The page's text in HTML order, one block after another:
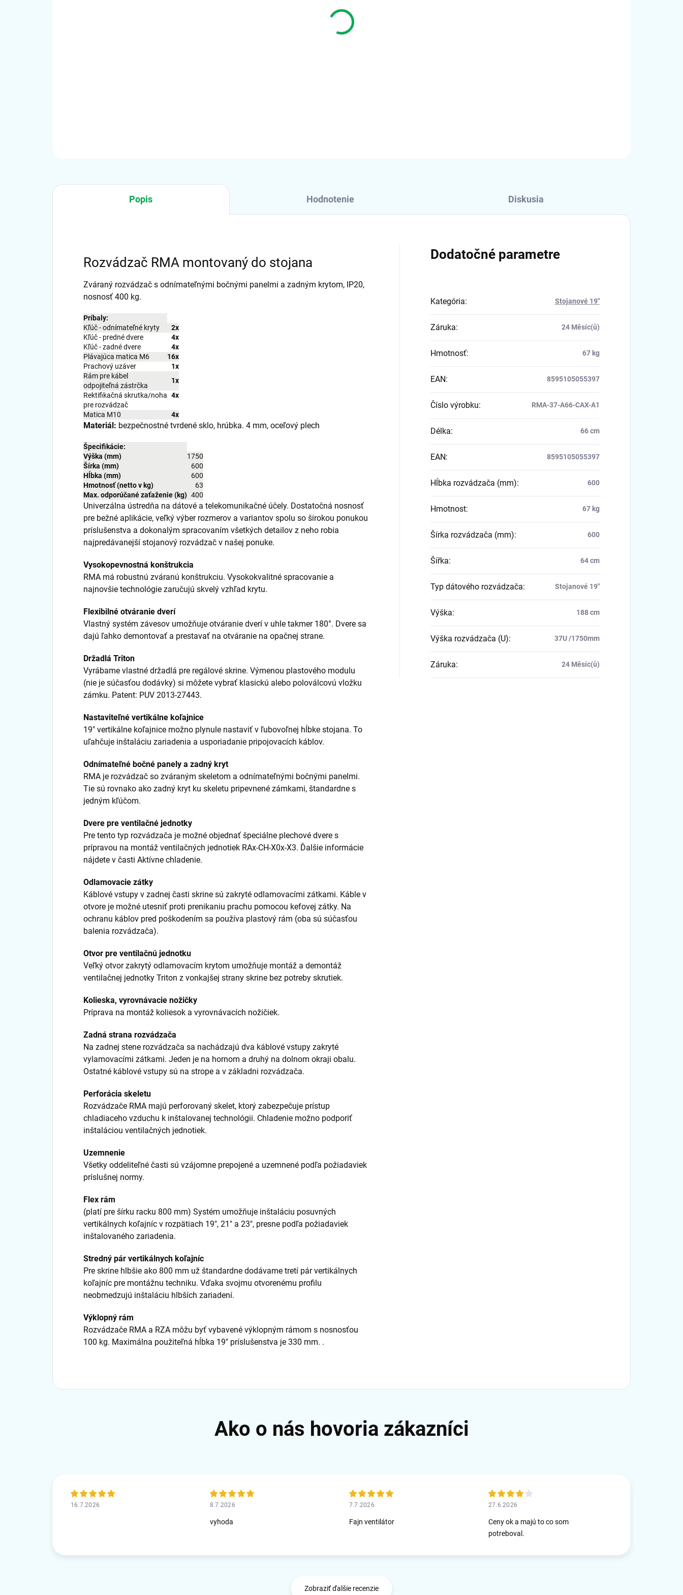
DETAILNÉ INFORMÁCIE
Popis Hodnotenie Diskusia
Rozvádzač RMA montovaný do stojana
Zváraný rozvádzač s odnímateľnými bočnými panelmi a zadným krytom, IP20,
nosnosť 400 kg.
Príbaly:
Kľúč - odnímateľné kryty
2x
Kľúč - predné dvere
4x
Kľúč - zadné dvere
4x
Plávajúca matica M6
16x
Prachový uzáver
1x
Rám pre kábel
odpojiteľná zástrčka
1x
Rektifikačná skrutka/noha
pre rozvádzač
4x
Matica M10 4x
Materiál: bezpečnostné tvrdené sklo, hrúbka. 4 mm, oceľový plech
Špecifikácie:
Výška (mm)
1750
Šírka (mm)
600
Hĺbka (mm)
600
Hmotnosť (netto v kg)
63
Max. odporúčané zaťaženie (kg) 400
Univerzálna ústredňa na dátové a telekomunikačné účely. Dostatočná nosnosť
pre bežné aplikácie, veľký výber rozmerov a variantov spolu so širokou ponukou
príslušenstva a dokonalým spracovaním všetkých detailov z neho robia
najpredávanejší stojanový rozvádzač v našej ponuke.
Vysokopevnostná konštrukcia
RMA má robustnú zváranú konštrukciu. Vysokokvalitné spracovanie a
najnovšie technológie zaručujú skvelý vzhľad krytu.
Flexibilné otváranie dverí
Vlastný systém závesov umožňuje otváranie dverí v uhle takmer 180°. Dvere sa
dajú ľahko demontovať a prestavať na otváranie na opačnej strane.
Držadlá Triton
Vyrábame vlastné držadlá pre regálové skrine. Výmenou plastového modulu
(nie je súčasťou dodávky) si môžete vybrať klasickú alebo poloválcovú vložku
zámku. Patent: PUV 2013-27443.
Nastaviteľné vertikálne koľajnice
19" vertikálne koľajnice možno plynule nastaviť v ľubovoľnej hĺbke stojana. To
uľahčuje inštaláciu zariadenia a usporiadanie pripojovacích káblov.
Odnímateľné bočné panely a zadný kryt
RMA je rozvádzač so zváraným skeletom a odnímateľnými bočnými panelmi.
Tie sú rovnako ako zadný kryt ku skeletu pripevnené zámkami, štandardne s
jedným kľúčom.
Dvere pre ventilačné jednotky
Pre tento typ rozvádzača je možné objednať špeciálne plechové dvere s
prípravou na montáž ventilačných jednotiek RAx-CH-X0x-X3. Ďalšie informácie
nájdete v časti Aktívne chladenie.
Odlamovacie zátky
Káblové vstupy v zadnej časti skrine sú zakryté odlamovacími zátkami. Káble v
otvore je možné utesniť proti prenikaniu prachu pomocou kefovej zátky. Na
ochranu káblov pred poškodením sa používa plastový rám (oba sú súčasťou
balenia rozvádzača).
Otvor pre ventilačnú jednotku
Veľký otvor zakrytý odlamovacím krytom umožňuje montáž a demontáž
ventilačnej jednotky Triton z vonkajšej strany skrine bez potreby skrutiek.
Kolieska, vyrovnávacie nožičky
Príprava na montáž koliesok a vyrovnávacích nožičiek.
Zadná strana rozvádzača
Na zadnej stene rozvádzača sa nachádzajú dva káblové vstupy zakryté
vylamovacími zátkami. Jeden je na hornom a druhý na dolnom okraji obalu.
Ostatné káblové vstupy sú na strope a v základni rozvádzača.
Perforácia skeletu
Rozvádzače RMA majú perforovaný skelet, ktorý zabezpečuje prístup
chladiaceho vzduchu k inštalovanej technológii. Chladenie možno podporiť
inštaláciou ventilačných jednotiek.
Uzemnenie
Všetky oddeliteľné časti sú vzájomne prepojené a uzemnené podľa požiadaviek
príslušnej normy.
Flex rám
(platí pre šírku racku 800 mm) Systém umožňuje inštaláciu posuvných
vertikálnych koľajníc v rozpätiach 19", 21" a 23", presne podľa požiadaviek
inštalovaného zariadenia.
Stredný pár vertikálnych koľajníc
Pre skrine hlbšie ako 800 mm už štandardne dodávame tretí pár vertikálnych
koľajníc pre montážnu techniku. Vďaka svojmu otvorenému profilu
neobmedzujú inštaláciu hlbších zariadení.
Výklopný rám
Rozvádzače RMA a RZA môžu byť vybavené výklopným rámom s nosnosťou
100 kg. Maximálna použiteľná hĺbka 19" príslušenstva je 330 mm. .
Dodatočné parametre
Kategória: Stojanové 19"
Záruka: 24 Měsíc(ů)
Hmotnosť: 67 kg
EAN: 8595105055397
Číslo výrobku: RMA-37-A66-CAX-A1
Délka: 66 cm
EAN: 8595105055397
Hĺbka rozvádzača (mm): 600
Hmotnost: 67 kg
Šírka rozvádzača (mm): 600
Šířka: 64 cm
Typ dátového rozvádzača: Stojanové 19"
Výška: 188 cm
Výška rozvádzača (U): 37U /1750mm
Záruka: 24 Měsíc(ů)
16.7.2026 8.7.2026
vyhoda
7.7.2026
Fajn ventilátor
27.6.2026
Ceny ok a majú to co som
potreboval.
Zobraziť ďalšie recenzie